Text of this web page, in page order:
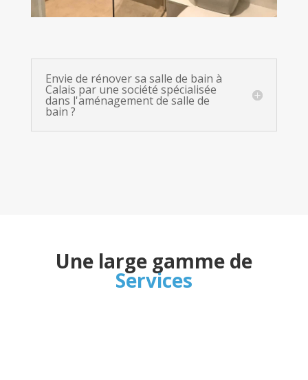
Envie de rénover sa salle de bain à
Calais par une société spécialisée
dans l'aménagement de salle de
bain ?
Une large gamme de
Services